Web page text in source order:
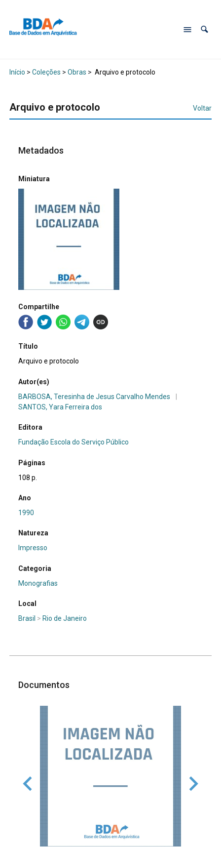
Início > Coleções > Obras > Arquivo e protocolo
Arquivo e protocolo Voltar
Metadados
Miniatura
Compartilhe
Título
Arquivo e protocolo
Autor(es)
BARBOSA, Teresinha de Jesus Carvalho Mendes
SANTOS, Yara Ferreira dos
Editora
Fundação Escola do Serviço Público
Páginas
108 p.
Ano
1990
Natureza
Impresso
Categoria
Monografias
Local
Brasil > Rio de Janeiro
Documentos